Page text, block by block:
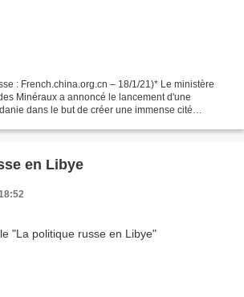
: French.china.org.cn – 18/1/21)* Le ministère
Minéraux a annoncé le lancement d'une
dans le but de créer une immense cité
en Libye